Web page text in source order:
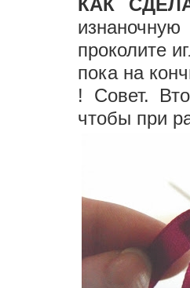
КАК
проколите
пока на
! Совет.
чтобы при